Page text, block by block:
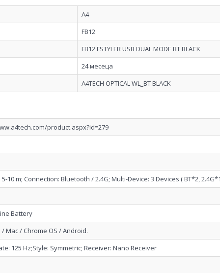
A4
FB12
FB12 FSTYLER USB DUAL MODE BT BLACK
24 месеца
A4TECH OPTICAL WL_BT BLACK
product.aspx?id=279
10 m; Connection: Bluetooth / 2.4G; Multi-Device: 3 Devices ( BT*2,
Battery
Mac / Chrome OS / Android.
125 Hz;Style: Symmetric; Receiver: Nano Receiver